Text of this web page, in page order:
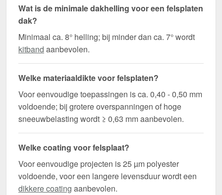
Wat is de minimale dakhelling voor een felsplaten
dak?
Minimaal ca. 8° helling; bij minder dan ca. 7° wordt
kitband aanbevolen.
Welke materiaaldikte voor felsplaten?
Voor eenvoudige toepassingen is ca. 0,40 - 0,50 mm
voldoende; bij grotere overspanningen of hoge
sneeuwbelasting wordt ≥ 0,63 mm aanbevolen.
Welke coating voor felsplaat?
Voor eenvoudige projecten is 25 µm polyester
voldoende, voor een langere levensduur wordt een
dikkere coating aanbevolen.